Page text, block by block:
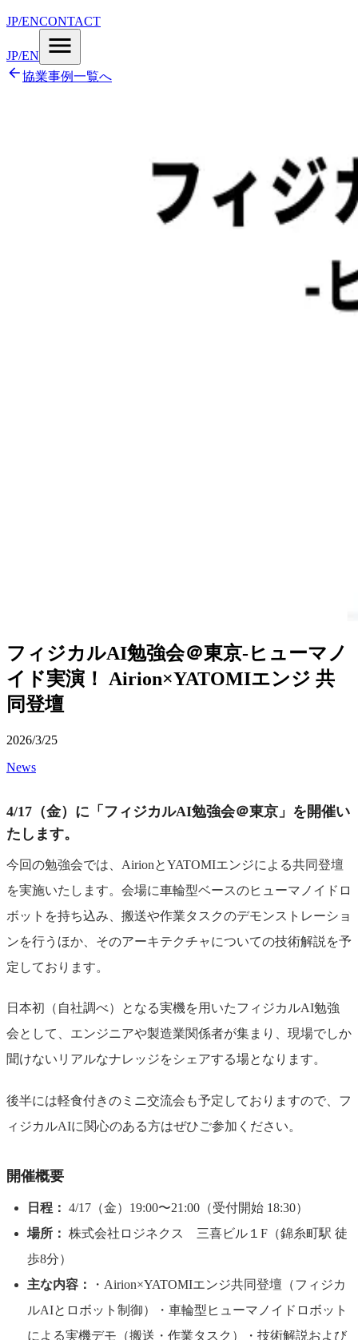
JP/ENCONTACT
JP/EN
協業事例一覧へ
フィジカルAI勉強会＠東京-ヒューマノ
イド実演！ Airion×YATOMIエンジ 共
同登壇
2026/3/25
News
4/17（金）に「フィジカルAI勉強会＠東京」を開催い
たします。
今回の勉強会では、AirionとYATOMIエンジによる共同登壇
を実施いたします。会場に車輪型ベースのヒューマノイドロ
ボットを持ち込み、搬送や作業タスクのデモンストレーショ
ンを行うほか、そのアーキテクチャについての技術解説を予
定しております。
日本初（自社調べ）となる実機を用いたフィジカルAI勉強
会として、エンジニアや製造業関係者が集まり、現場でしか
聞けないリアルなナレッジをシェアする場となります。
後半には軽食付きのミニ交流会も予定しておりますので、フ
ィジカルAIに関心のある方はぜひご参加ください。
開催概要
日程： 4/17（金）19:00〜21:00（受付開始 18:30）
場所： 株式会社ロジネクス 三喜ビル１F（錦糸町駅 徒
歩8分）
主な内容：
・Airion×YATOMIエンジ共同登壇（フィジカ
ルAIとロボット制御）・車輪型ヒューマノイドロボット
による実機デモ（搬送・作業タスク）・技術解説および